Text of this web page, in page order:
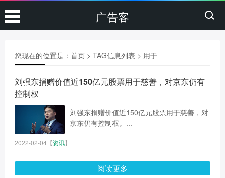
广告客
您现在的位置是： 首页> TAG信息列表 > 用于
刘强东捐赠价值近150亿元股票用于慈善，对京东仍有
控制权
刘强东捐赠价值近150亿元股票用于慈善，对
京东仍有控制权。...
2022-02-04 【资讯】
阅读更多